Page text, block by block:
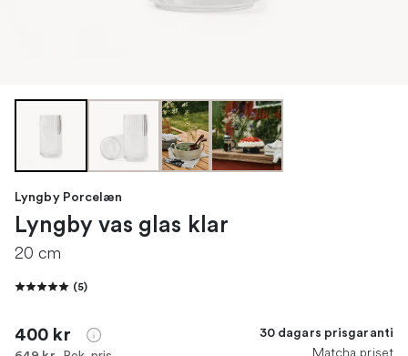
Lyngby Porcelæn
Lyngby vas glas klar
20 cm
(5)
400 kr 30 dagars prisgaranti
Matcha priset